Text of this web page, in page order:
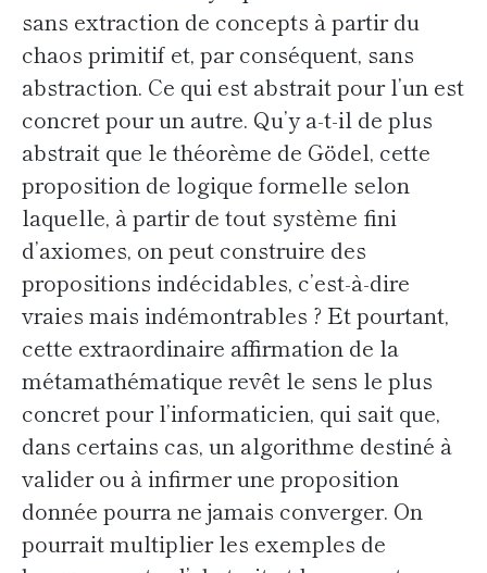
sans extraction de concepts à partir du
chaos primitif et, par conséquent, sans
abstraction. Ce qui est abstrait pour l’un est
concret pour un autre. Qu’y a-t-il de plus
abstrait que le théorème de Gödel, cette
proposition de logique formelle selon
laquelle, à partir de tout système fini
d’axiomes, on peut construire des
propositions indécidables, c’est-à-dire
vraies mais indémontrables ? Et pourtant,
cette extraordinaire affirmation de la
métamathématique revêt le sens le plus
concret pour l’informaticien, qui sait que,
dans certains cas, un algorithme destiné à
valider ou à infirmer une proposition
donnée pourra ne jamais converger. On
pourrait multiplier les exemples de